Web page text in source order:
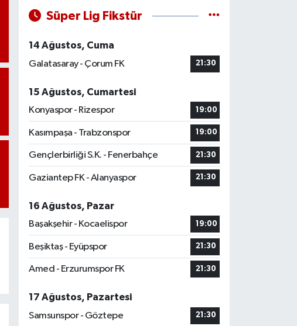
Süper Lig Fikstür
14 Ağustos, Cuma
Galatasaray - Çorum FK
21:30
15 Ağustos, Cumartesi
Konyaspor - Rizespor
19:00
Kasımpaşa - Trabzonspor 19:00
Gençlerbirliği S.K. - Fenerbahçe 21:30
Gaziantep FK - Alanyaspor 21:30
16 Ağustos, Pazar
Başakşehir - Kocaelispor
19:00
Beşiktaş - Eyüpspor 21:30
Amed - Erzurumspor FK 21:30
17 Ağustos, Pazartesi
Samsunspor - Göztepe
21:30